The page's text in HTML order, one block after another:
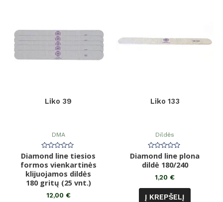
Liko 39
DMA
Įvertinimas:
0
iš
5
Diamond line tiesios
formos vienkartinės
klijuojamos dildės
180 gritų (25 vnt.)
12,00 €
Liko 133
Dildės
Įvertinimas:
0
iš
Diamond line plona
dildė 180/240
1,20 €
Į KREPŠELĮ